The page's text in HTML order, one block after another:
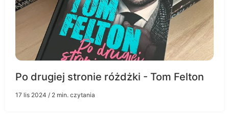
Po drugiej stronie różdżki - Tom Felton
17 lis 2024 / 2 min. czytania